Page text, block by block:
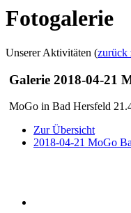
Fotogalerie
Unserer Aktivitäten (zurück
Galerie 2018-04-21
MoGo in Bad Hersfeld
Zur Übersicht
2018-04-21 MoGo